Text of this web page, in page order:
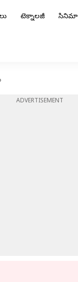
టెక్నాలజీ సినిమా
ADVERTISEMENT